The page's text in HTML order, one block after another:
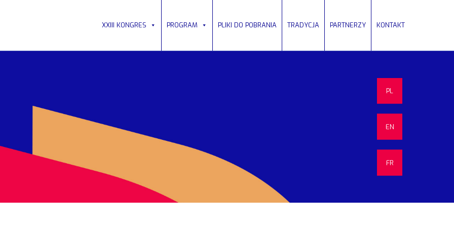
XXIII KONGRES PROGRAM PLIKI DO POBRANIA TRADYCJA PARTNERZY KONTAKT
PL
EN
FR